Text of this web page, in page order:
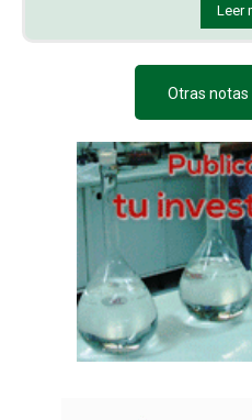
Leer
Otras notas